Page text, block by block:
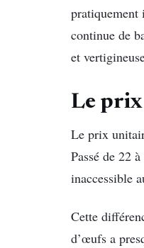
pratiquement
continue de
et
Le prix
Le prix
Passé de 22
inaccessible
Cette
d’œufs a